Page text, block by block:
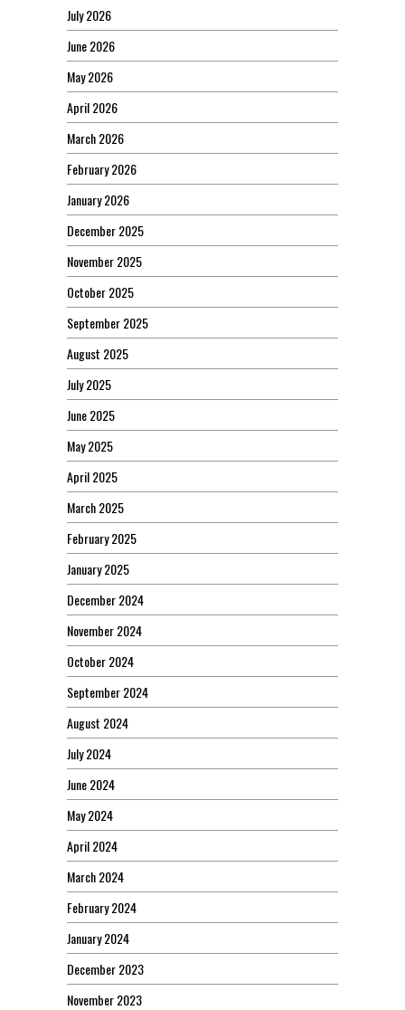
July 2026
June 2026
May 2026
April 2026
March 2026
February 2026
January 2026
December 2025
November 2025
October 2025
September 2025
August 2025
July 2025
June 2025
May 2025
April 2025
March 2025
February 2025
January 2025
December 2024
November 2024
October 2024
September 2024
August 2024
July 2024
June 2024
May 2024
April 2024
March 2024
February 2024
January 2024
December 2023
November 2023